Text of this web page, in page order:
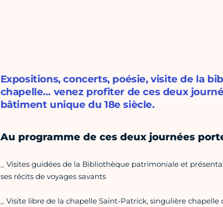
Expositions, concerts, poésie, visite de la
chapelle… venez profiter de ces deux
bâtiment unique du 18e siècle.
Au programme de ces deux journées
_ Visites guidées de la Bibliothèque patrimoniale et
ses récits de voyages savants
_ Visite libre de la chapelle Saint-Patrick, singulière chapelle